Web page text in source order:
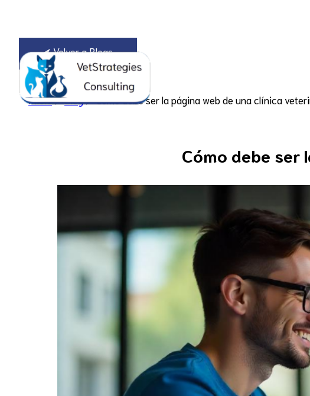
⮜ Volver a Blogs
Inicio⮞Blog⮞ Cómo debe ser la página web de una clínica
Cómo debe ser